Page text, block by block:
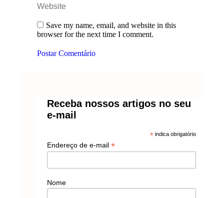
Website
Save my name, email, and website in this
browser for the next time I comment.
Postar Comentário
Receba nossos artigos no seu
e-mail
*indica obrigatório
Endereço de e-mail *
Nome